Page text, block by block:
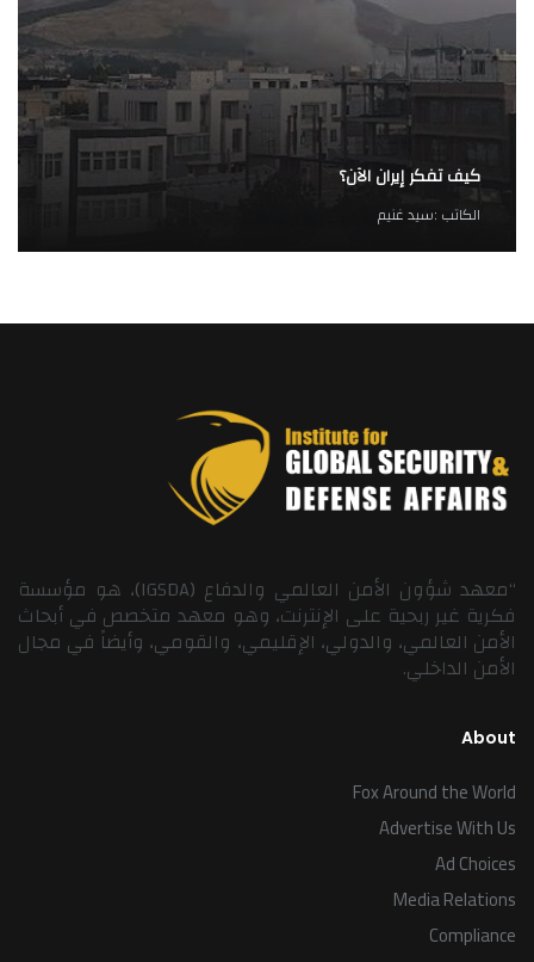
كيف تفكر إيران الآن؟
الكاتب :سيد غنيم
“معهد شؤون الأمن العالمي والدفاع (IGSDA)، هو مؤسسة
فكرية غير ربحية على الإنترنت، وهو معهد متخصص في أبحاث
الأمن العالمي، والدولي، الإقليمي، والقومي، وأيضاً في مجال
الأمن الداخلي.
About
Fox Around the World
Advertise With Us
Ad Choices
Media Relations
Compliance